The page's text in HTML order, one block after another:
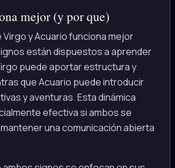
mejor (y por que)
y Acuario funciona mejor
están dispuestos a aprender
puede aportar estructura y
que Acuario puede introducir
y aventuras. Esta dinámica
efectiva si ambos se
una comunicación abierta